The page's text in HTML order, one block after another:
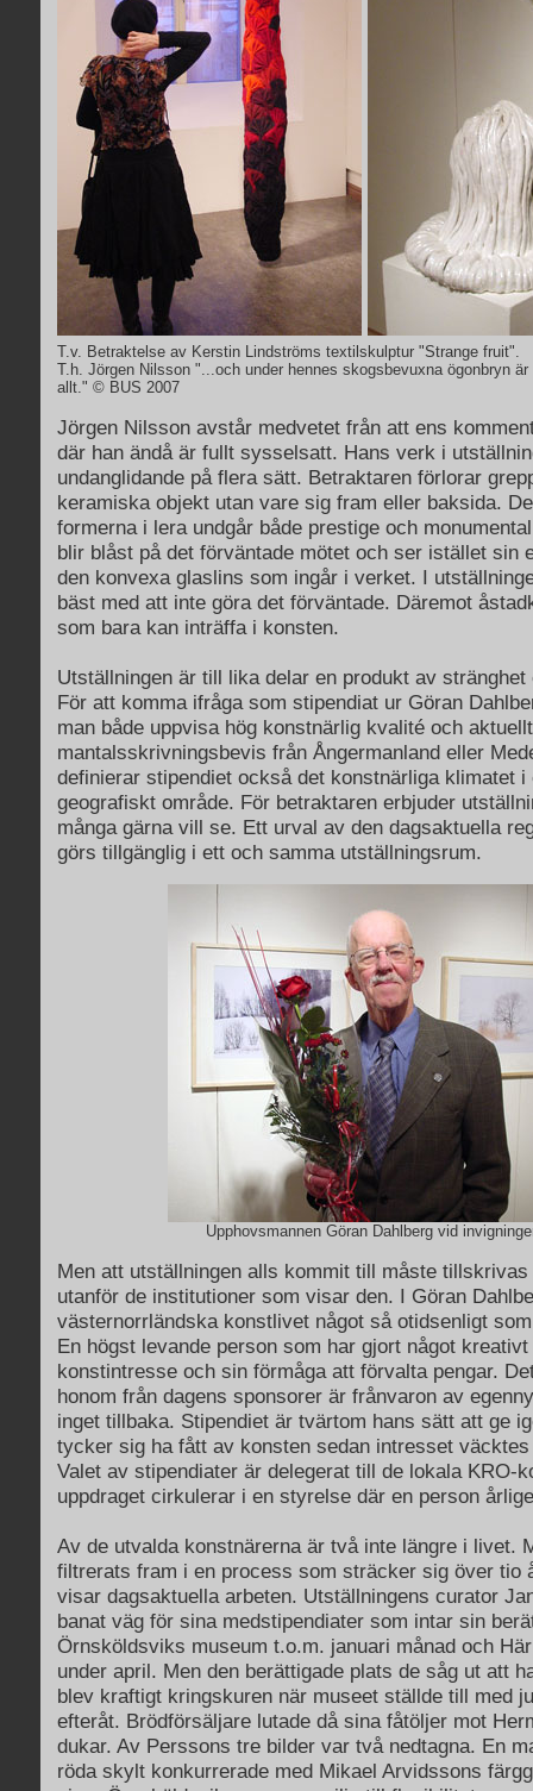
T.v. Betraktelse av Kerstin Lindströms textilskulptur "Strange fruit".
T.h. Jörgen Nilsson "...och under hennes skogsbevuxna ögonbryn är
allt." © BUS 2007
Jörgen Nilsson avstår medvetet från att ens
där han ändå är fullt sysselsatt. Hans verk i
undanglidande på flera sätt. Betraktaren förlorar
keramiska objekt utan vare sig fram eller baksida.
formerna i lera undgår både prestige och
blir blåst på det förväntade mötet och ser istället sin
den konvexa glaslins som ingår i verket. I
bäst med att inte göra det förväntade. Däremot
som bara kan inträffa i konsten.
Utställningen är till lika delar en produkt av
För att komma ifråga som stipendiat ur Göran
man både uppvisa hög konstnärlig kvalité och aktuellt
mantalsskrivningsbevis från Ångermanland eller
definierar stipendiet också det konstnärliga klimatet i
geografiskt område. För betraktaren erbjuder
många gärna vill se. Ett urval av den dagsaktuella
görs tillgänglig i ett och samma utställningsrum.
Upphovsmannen Göran Dahlberg vid
Men att utställningen alls kommit till måste
utanför de institutioner som visar den. I Göran
västernorrländska konstlivet något så otidsenligt
En högst levande person som har gjort något
konstintresse och sin förmåga att förvalta pengar.
honom från dagens sponsorer är frånvaron av
inget tillbaka. Stipendiet är tvärtom hans sätt att ge
tycker sig ha fått av konsten sedan intresset
Valet av stipendiater är delegerat till de lokala KRO-
uppdraget cirkulerar i en styrelse där en person
Av de utvalda konstnärerna är två inte längre i livet.
filtrerats fram i en process som sträcker sig över tio
visar dagsaktuella arbeten. Utställningens curator
banat väg för sina medstipendiater som intar sin
Örnsköldsviks museum t.o.m. januari månad och
under april. Men den berättigade plats de såg ut att
blev kraftigt kringskuren när museet ställde till med
efteråt. Brödförsäljare lutade då sina fåtöljer mot
dukar. Av Perssons tre bilder var två nedtagna. En
röda skylt konkurrerade med Mikael Arvidssons